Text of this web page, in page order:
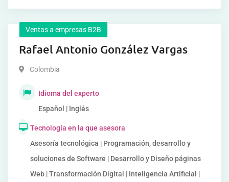
Ventas a empresas B2B
Rafael Antonio González Vargas
Colombia
Idioma del experto
Español | Inglés
Tecnología en la que asesora
Asesoría tecnológica | Programación, desarrollo y
soluciones de Software | Desarrollo y Diseño páginas
Web | Transformación Digital | Inteligencia Artificial |